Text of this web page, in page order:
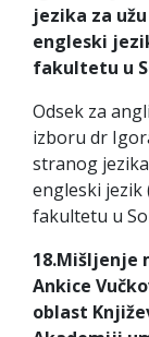
jezika za
engleski
fakultetu u
Odsek za
izboru dr
stranog
engleski jezik
fakultetu u
18.Mišljenje
Ankice
oblast